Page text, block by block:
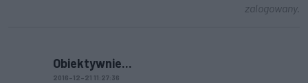
zalogowany.
Obiektywnie...
2016-12-21 11:27:36